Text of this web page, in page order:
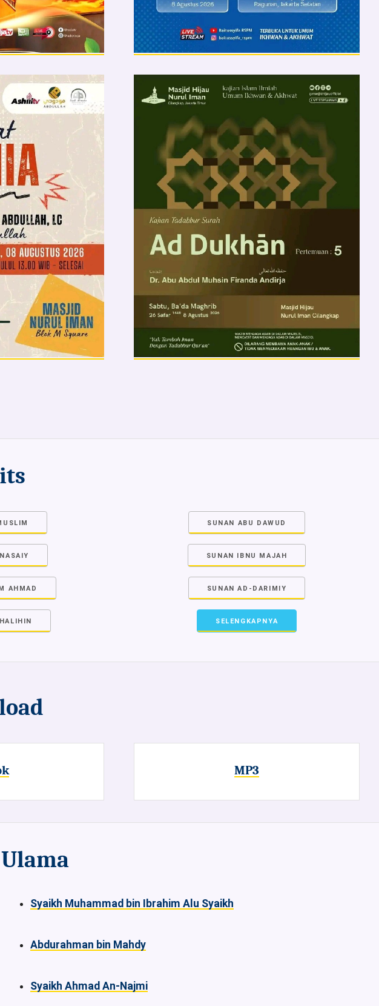
SUNAN ABU DAWUD
SUNAN IBNU MAJAH
AHMAD SUNAN AD-DARIMIY
SELENGKAPNYA
MP3
Syaikh Muhammad bin Ibrahim Alu Syaikh
Abdurahman bin Mahdy
Syaikh Ahmad An-Najmi